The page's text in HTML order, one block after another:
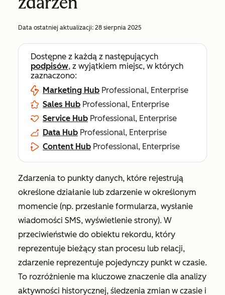
Data ostatniej aktualizacji: 28 sierpnia 2025
Dostępne z każdą z następujących
podpisów, z wyjątkiem miejsc, w których
zaznaczono:
Marketing Hub Professional, Enterprise
Sales Hub Professional, Enterprise
Service Hub Professional, Enterprise
Data Hub Professional, Enterprise
Content Hub Professional, Enterprise
Zdarzenia to punkty danych, które rejestrują
określone działanie lub zdarzenie w określonym
momencie (np. przesłanie formularza, wysłanie
wiadomości SMS, wyświetlenie strony). W
przeciwieństwie do obiektu rekordu, który
reprezentuje bieżący stan procesu lub relacji,
zdarzenie reprezentuje pojedynczy punkt w czasie.
To rozróżnienie ma kluczowe znaczenie dla analizy
aktywności historycznej, śledzenia zmian w czasie i